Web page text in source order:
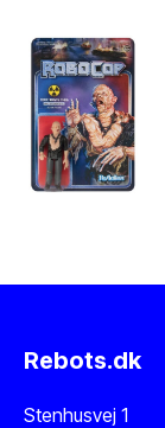
Rebots.dk
Stenhusvej 1